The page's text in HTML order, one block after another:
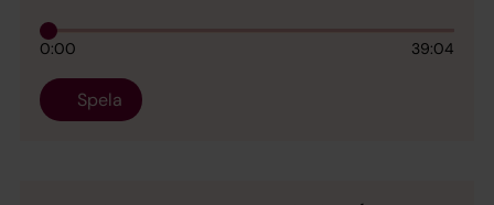
0:00 39:04
Spela